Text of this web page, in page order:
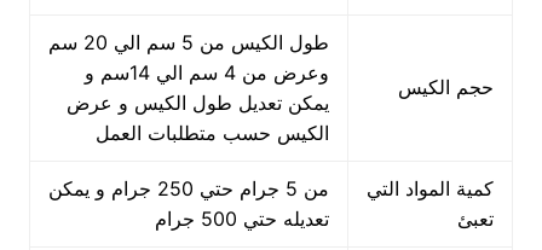
حجم الكيس
طول الكيس من 5 سم الي 20 سم
وعرض من 4 سم الي 14سم و
يمكن تعديل طول الكيس و عرض
الكيس حسب متطلبات العمل
كمية المواد التي
تعبئ
من 5 جرام حتي 250 جرام و يمكن
تعديله حتي 500 جرام